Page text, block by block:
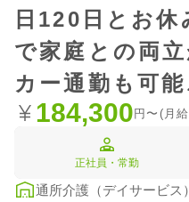
日120日とお
で家庭との両
カー通勤も可能
184,300円〜(月
正社員・常勤
通所介護（デイサービス）